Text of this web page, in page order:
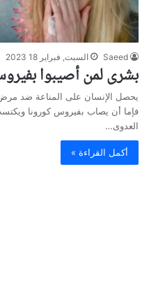
Saeed السبت, فبراير 18 2023
بشرى لمن أصيبوا
فإما أن يصاب بفيروس كورونا
العدوى…
أكمل القراءة »